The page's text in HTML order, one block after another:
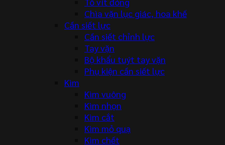
Chìa vặn lục giác, hoa khế
Cần siết lực
Cần siết chỉnh lực
Tay vặn
Bộ khẩu tuýt tay vặn
Phụ kiện cần siết lực
Kìm
Kìm vuông
Kìm nhọn
Kìm cắt
Kìm mỏ quạ
Kìm chết